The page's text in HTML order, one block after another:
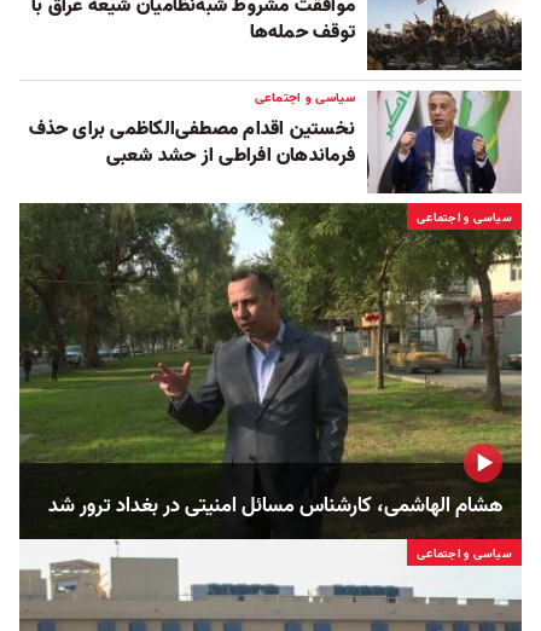
توقف حمله‌ها
سیاسی و اجتماعی
نخستین اقدام مصطفی‌الکاظمی برای حذف
فرماندهان افراطی از حشد شعبی
سیاسی و اجتماعی
هشام الهاشمی، کارشناس مسائل امنیتی در بغداد ترور شد
سیاسی و اجتماعی